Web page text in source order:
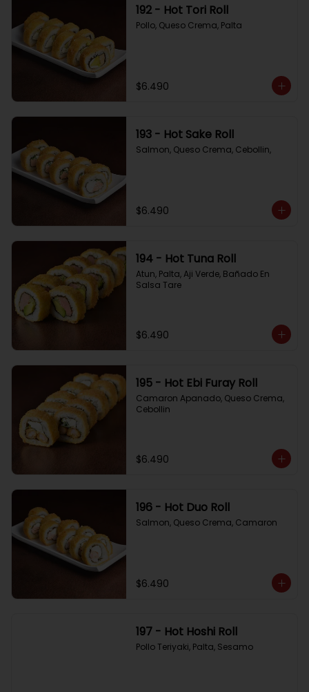
192 - Hot Tori Roll
Pollo, Queso Crema, Palta
$6.490
193 - Hot Sake Roll
Salmon, Queso Crema, Cebollin,
$6.490
194 - Hot Tuna Roll
Atun, Palta, Aji Verde, Bañado En
Salsa Tare
$6.490
195 - Hot Ebi Furay Roll
Camaron Apanado, Queso Crema,
Cebollin
$6.490
196 - Hot Duo Roll
Salmon, Queso Crema, Camaron
$6.490
197 - Hot Hoshi Roll
Pollo Teriyaki, Palta, Sesamo